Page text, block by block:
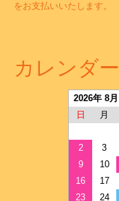
をお支払いいたします。
カレンダー
2026年 8月
日
月
2
3
9
10
16
17
23
24